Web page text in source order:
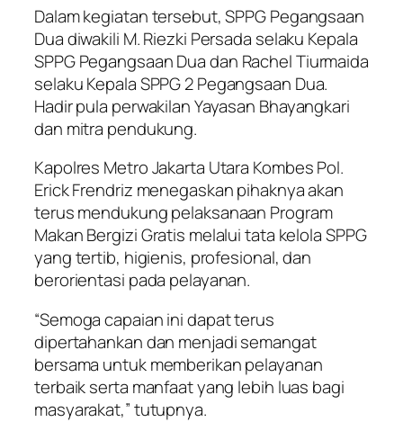
Dalam kegiatan tersebut, SPPG Pegangsaan
Dua diwakili M. Riezki Persada selaku Kepala
SPPG Pegangsaan Dua dan Rachel Tiurmaida
selaku Kepala SPPG 2 Pegangsaan Dua.
Hadir pula perwakilan Yayasan Bhayangkari
dan mitra pendukung.
Kapolres Metro Jakarta Utara Kombes Pol.
Erick Frendriz menegaskan pihaknya akan
terus mendukung pelaksanaan Program
Makan Bergizi Gratis melalui tata kelola SPPG
yang tertib, higienis, profesional, dan
berorientasi pada pelayanan.
“Semoga capaian ini dapat terus
dipertahankan dan menjadi semangat
bersama untuk memberikan pelayanan
terbaik serta manfaat yang lebih luas bagi
masyarakat,” tutupnya.